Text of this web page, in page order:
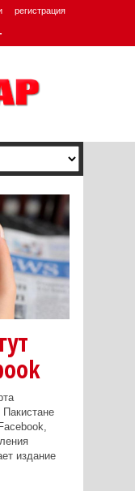
регистрация
Пакистане
издание